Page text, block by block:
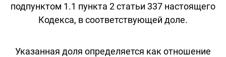
подпунктом 1.1 пункта 2 статьи 337 настоящего
Кодекса, в соответствующей доле.
Указанная доля определяется как отношение